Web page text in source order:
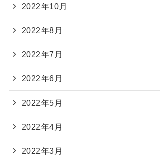
2022年10月
2022年8月
2022年7月
2022年6月
2022年5月
2022年4月
2022年3月